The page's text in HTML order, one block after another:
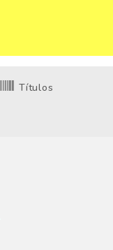
Títulos